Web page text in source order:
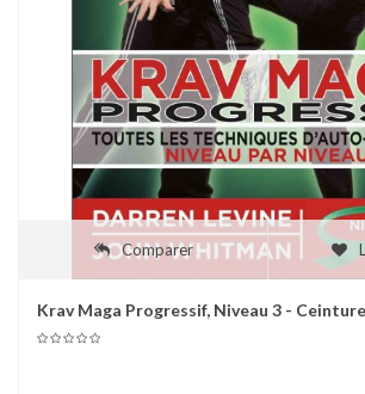
Comparer
Krav Maga Progressif, Niveau 3 -